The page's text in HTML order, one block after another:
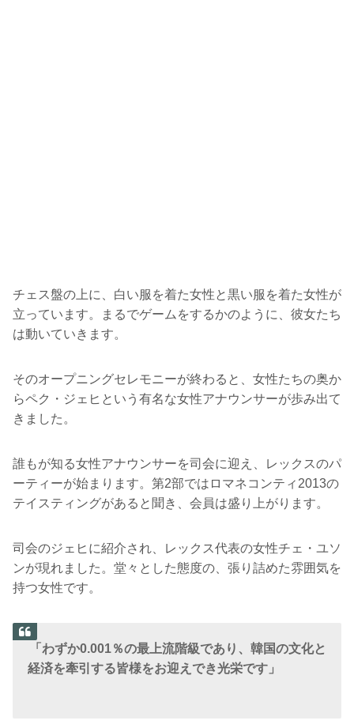
チェス盤の上に、白い服を着た女性と黒い服を着た女性が
立っています。まるでゲームをするかのように、彼女たち
は動いていきます。
そのオープニングセレモニーが終わると、女性たちの奥か
らペク・ジェヒという有名な女性アナウンサーが歩み出て
きました。
誰もが知る女性アナウンサーを司会に迎え、レックスのパ
ーティーが始まります。第2部ではロマネコンティ2013の
テイスティングがあると聞き、会員は盛り上がります。
司会のジェヒに紹介され、レックス代表の女性チェ・ユソ
ンが現れました。堂々とした態度の、張り詰めた雰囲気を
持つ女性です。
「わずか0.001％の最上流階級であり、韓国の文化と
経済を牽引する皆様をお迎えでき光栄です」